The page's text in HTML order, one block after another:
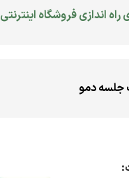
راه اندازی فروشگاه اینترنتی
جلسه دمو